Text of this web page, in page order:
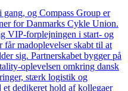
og Compass Group er
for Danmarks Cykle Union.
VIP-forplejningen i start- og
madoplevelser skabt til at
sig. Partnerskabet bygger på
oplevelsen omkring dansk
stærk logistik og
dedikeret hold af kollegaer